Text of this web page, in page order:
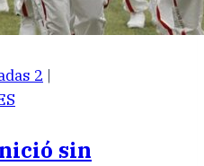
2 |
sin